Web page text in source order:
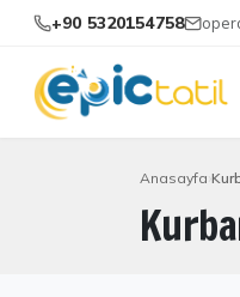
+90 5320154758
Anasayfa